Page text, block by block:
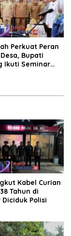
Perkuat Peran
Bupati
Ikuti Seminar
Kabel Curian
Tahun di
Diciduk Polisi